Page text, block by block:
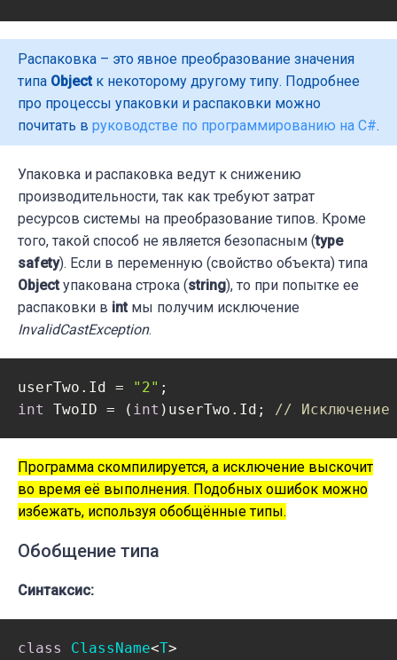
Распаковка – это явное преобразование значения
типа Objectк некоторому другому типу. Подробнее
про процессы упаковки и распаковки можно
почитать в руководстве по программированию на C#.
Упаковка и распаковка ведут к снижению
производительности, так как требуют затрат
ресурсов системы на преобразование типов. Кроме
того, такой способ не является безопасным (type
safety). Если в переменную (свойство объекта) типа
Objectупакована строка (string), то при попытке ее
распаковки в intмы получим исключение
InvalidCastException.
userTwo.Id = "2"
int
TwoID = ( int )userTwo.Id; //
Программа скомпилируется, а исключение выскочит
во время её выполнения. Подобных ошибок можно
избежать, используя обобщённые типы.
Обобщение типа
Синтаксис:
class ClassName<T>